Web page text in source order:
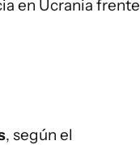
en Ucrania frente
, según el